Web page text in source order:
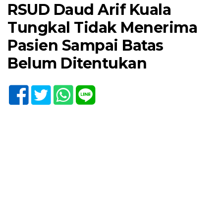
RSUD Daud Arif Kuala
Tungkal Tidak Menerima
Pasien Sampai Batas
Belum Ditentukan